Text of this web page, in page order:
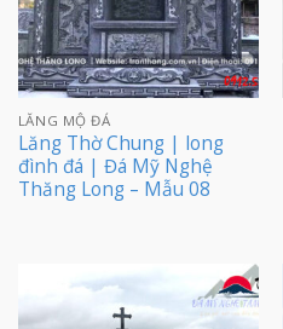
LĂNG MỘ ĐÁ
Lăng Thờ Chung | long
đình đá | Đá Mỹ Nghệ
Thăng Long – Mẫu 08